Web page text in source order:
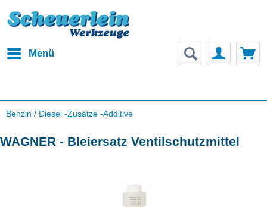
Menü
Benzin / Diesel -Zusätze -Additive
WAGNER - Bleiersatz Ventilschutzmittel